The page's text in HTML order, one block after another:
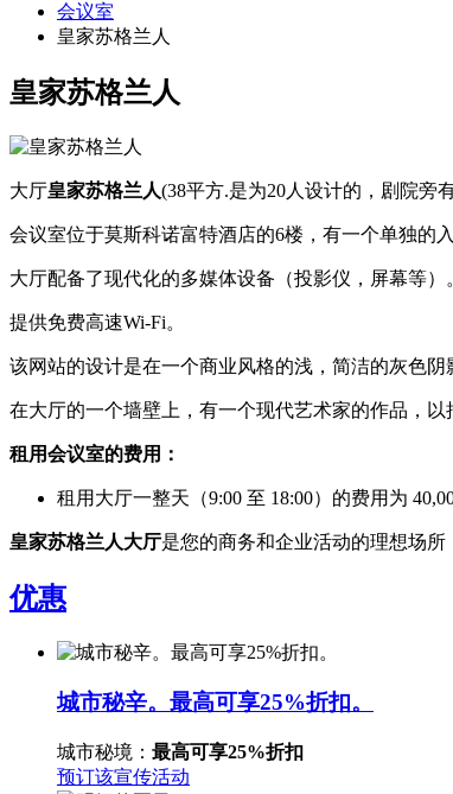
会议室
皇家苏格兰人
皇家苏格兰人
大厅皇家苏格兰人(38平方.是为20人设计的，剧院旁
会议室位于莫斯科诺富特酒店的6楼，有一个单独的
大厅配备了现代化的多媒体设备（投影仪，屏幕等
提供免费高速Wi-Fi。
该网站的设计是在一个商业风格的浅，简洁的灰色阴
在大厅的一个墙壁上，有一个现代艺术家的作品，
租用会议室的费用：
租用大厅一整天（9:00 至 18:00）的费用为
皇家苏格兰人大厅是您的商务和企业活动的理想场所
优惠
城市秘辛。最高可享25%折扣。
城市秘境： 最高可享25%折扣
预订该宣传活动